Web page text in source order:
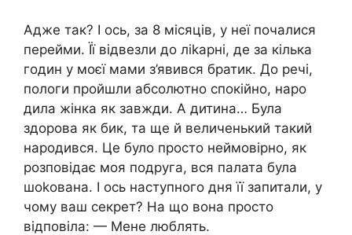
Адже так? І ось, за 8 місяців, у неї почалися
перейми. Її відвезли до ліkарні, де за кілька
годин у моєї мами з’явився братик. До речі,
пологи пройшли абсолютно спокійно, наро
дила жінка як завжди. А дитина… Була
здорова як бик, та ще й величенький такий
народився. Це було просто неймовірно, як
розповідає моя подруга, вся палата була
шоkована. І ось наступного дня її запитали, у
чому ваш секрет? На що вона просто
відповіла: — Мене люблять.